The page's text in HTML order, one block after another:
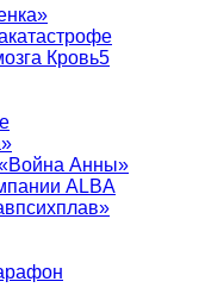
Кровь5
«Война Анны»
ALBA